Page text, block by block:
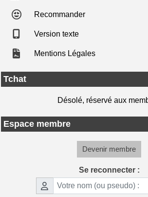
Recommander
Version texte
Mentions Légales
Tchat
Désolé, réservé aux
Espace membre
Devenir membre
Se reconnecter :